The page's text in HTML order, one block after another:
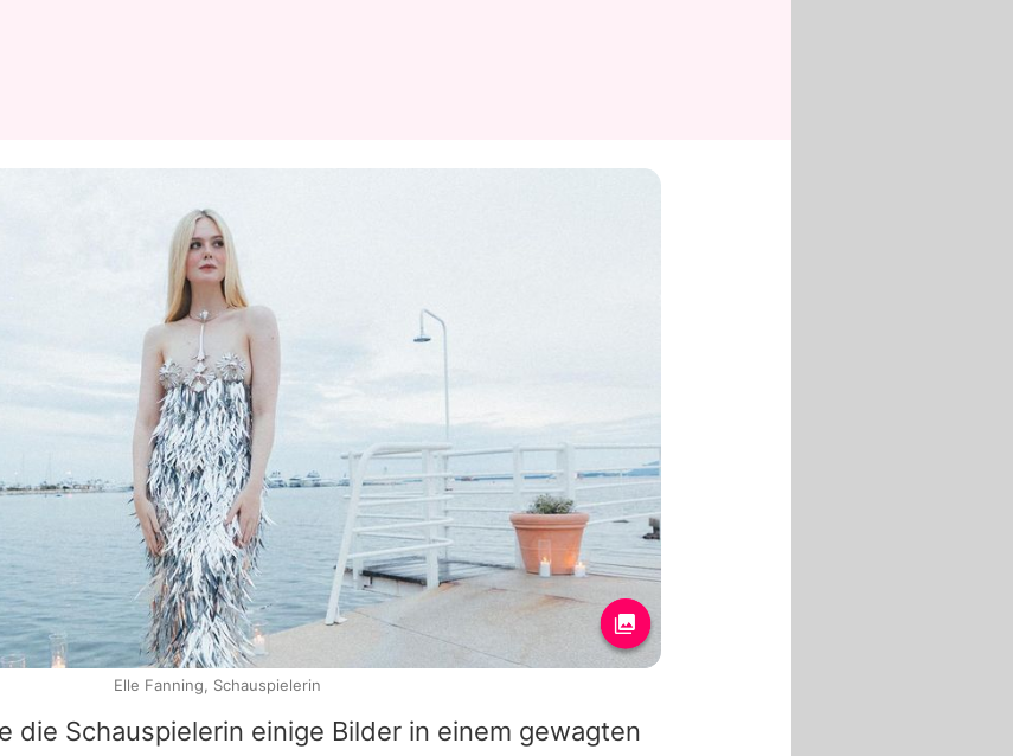
die Schauspielerin einige Bilder in einem gewagten
Elle Fanning, Schauspielerin